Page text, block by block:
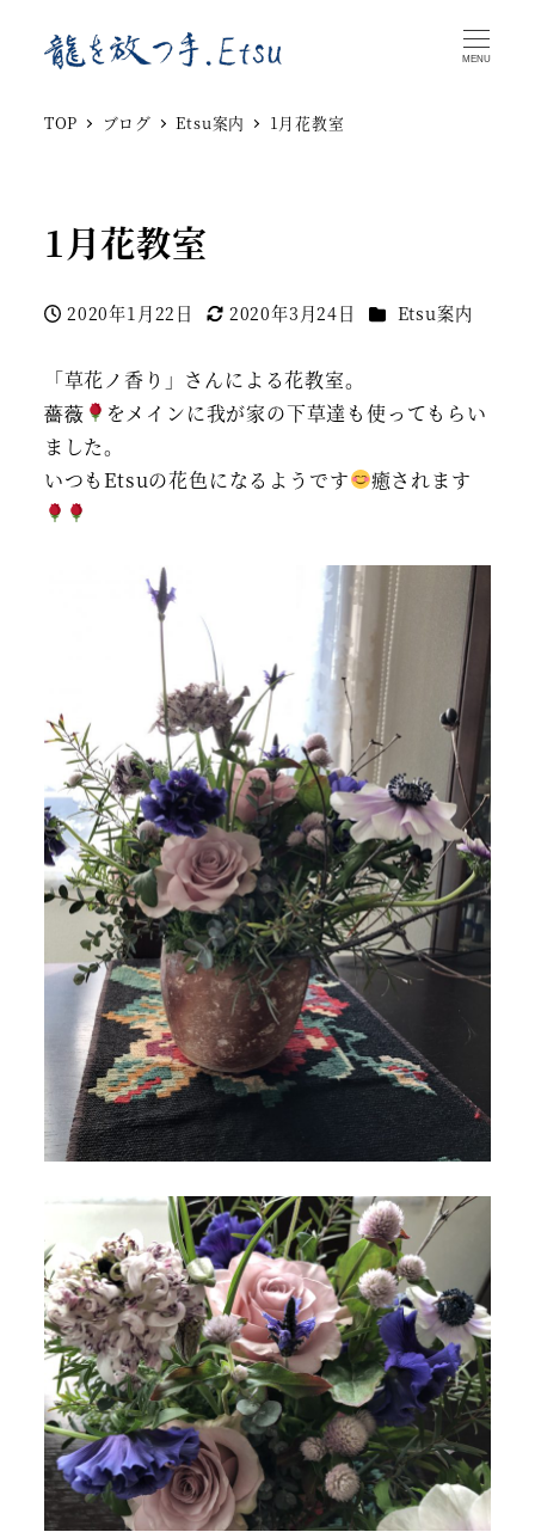
MENU
TOP ブログ Etsu案内 1月花教室
1月花教室
投稿日
2020年1月22日
更新日
2020年3月24日 カテゴリー
Etsu案内
「草花ノ香り」さんによる花教室。
薔薇
をメインに我が家の下草達も使ってもらい
ました。
いつもEtsuの花色になるようです
癒されます